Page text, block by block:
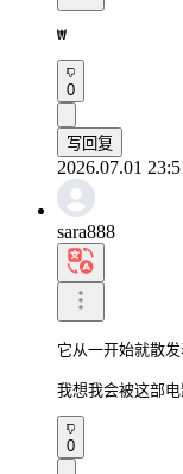
₩
0
写回复
2026.07.01
sara888
它从一开始就散发
我想我会被这部电
0